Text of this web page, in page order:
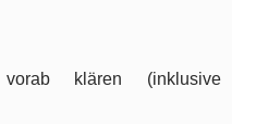
klären (inklusive